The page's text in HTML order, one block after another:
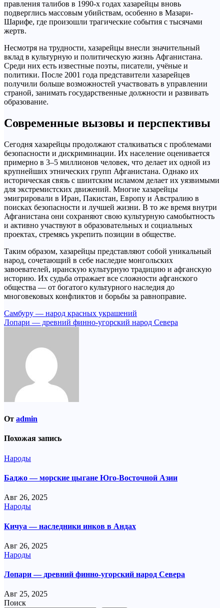
правления талибов в 1990-х годах хазарейцы вновь
подверглись массовым убийствам, особенно в Мазари-
Шарифе, где произошли трагические события с тысячами
жертв.
Несмотря на трудности, хазарейцы внесли значительный
вклад в культурную и политическую жизнь Афганистана.
Среди них есть известные поэты, писатели, учёные и
политики. После 2001 года представители хазарейцев
получили больше возможностей участвовать в управлении
страной, занимать государственные должности и развивать
образование.
Современные вызовы и перспективы
Сегодня хазарейцы продолжают сталкиваться с проблемами
безопасности и дискриминации. Их население оценивается
примерно в 3–5 миллионов человек, что делает их одной из
крупнейших этнических групп Афганистана. Однако их
историческая связь с шиитским исламом делает их уязвимыми
для экстремистских движений. Многие хазарейцы
эмигрировали в Иран, Пакистан, Европу и Австралию в
поисках безопасности и лучшей жизни. В то же время внутри
Афганистана они сохраняют свою культурную самобытность
и активно участвуют в образовательных и социальных
проектах, стремясь укрепить позиции в обществе.
Таким образом, хазарейцы представляют собой уникальный
народ, сочетающий в себе наследие монгольских
завоевателей, иранскую культурную традицию и афганскую
историю. Их судьба отражает все сложности афганского
общества — от богатого культурного наследия до
многовековых конфликтов и борьбы за равноправие.
Навигация
по
Самбуру — народ красных украшений
Лопари — древний финно-угорский народ Севера
От admin
Похожая запись
Народы
Баджо — морские цыгане Юго-Восточной Азии
Авг 26, 2025
Народы
Кичуа — наследники инков в Андах
Авг 26, 2025
Народы
Лопари — древний финно-угорский народ Севера
Авг 25, 2025
Поиск